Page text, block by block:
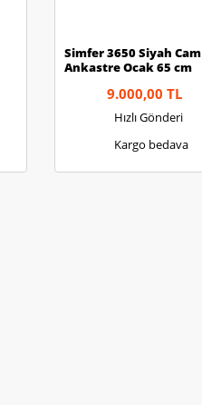
Simfer 3650 Siyah Cam
Ankastre Ocak 65 cm
9.000,00 TL
Hızlı Gönderi
Kargo bedava